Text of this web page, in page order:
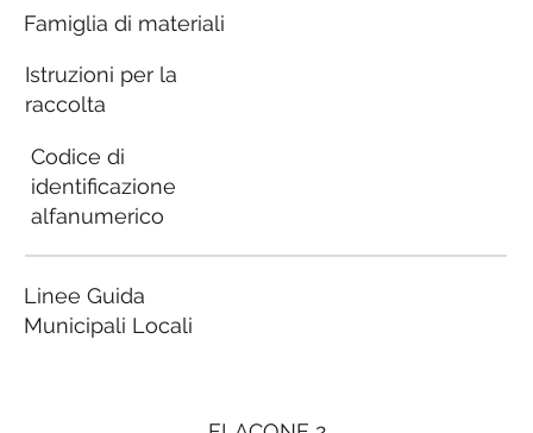
Famiglia di materiali
Istruzioni per la
raccolta
Codice di
identificazione
alfanumerico
Linee Guida
Municipali Locali